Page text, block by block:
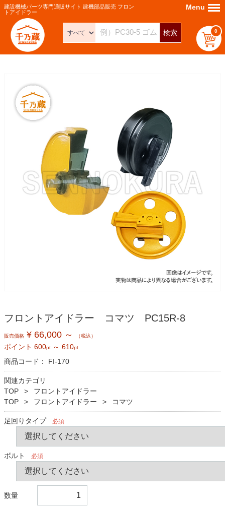
建設機械パーツ専門通販サイト 建機部品販売 フロン
トアイドラー
検索 0
Menu Menu
フロントアイドラー コマツ PC15R-8
販売価格 ¥ 66,000 ～ （税込）
ポイント 600pt ～ 610pt
商品コード： FI-170
関連カテゴリ
TOP
フロントアイドラー
TOP
フロントアイドラー コマツ
足回りタイプ 必須
ボルト 必須
数量